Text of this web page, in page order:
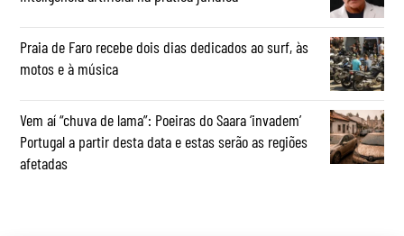
Praia de Faro recebe dois dias dedicados ao surf, às
motos e à música
Vem aí “chuva de lama”: Poeiras do Saara ‘invadem’
Portugal a partir desta data e estas serão as regiões
afetadas